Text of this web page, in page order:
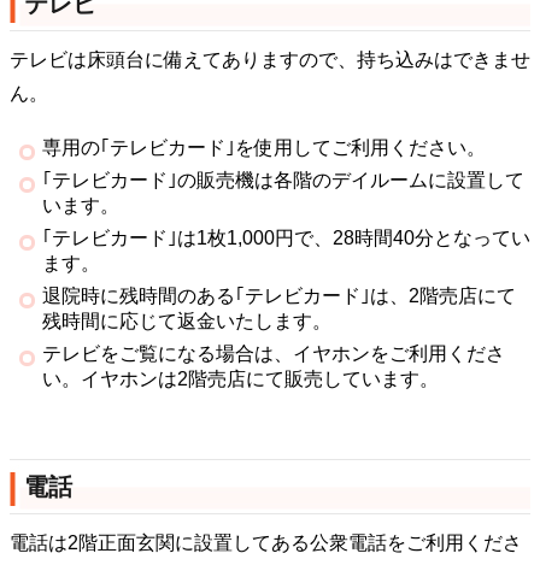
テレビは床頭台に備えてありますので、持ち込みはできませ
ん。
専用の｢テレビカード｣を使用してご利用ください。
｢テレビカード｣の販売機は各階のデイルームに設置して
います。
｢テレビカード｣は1枚1,000円で、28時間40分となってい
ます。
退院時に残時間のある｢テレビカード｣は、2階売店にて
残時間に応じて返金いたします。
テレビをご覧になる場合は、イヤホンをご利用くださ
い。イヤホンは2階売店にて販売しています。
電話
電話は2階正面玄関に設置してある公衆電話をご利用くださ